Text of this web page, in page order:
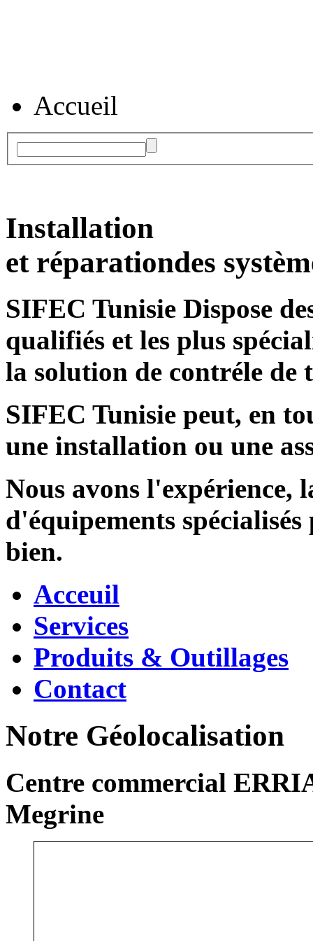
Accueil
Installation
et réparationdes
SIFEC Tunisie Dispose
qualifiés et les plus
la solution de contréle de
SIFEC Tunisie peut, en
une installation ou une
Nous avons l'expérience,
d'équipements
bien.
Acceuil
Services
Produits & Outillages
Contact
Notre Géolocalisation
Centre commercial
Megrine